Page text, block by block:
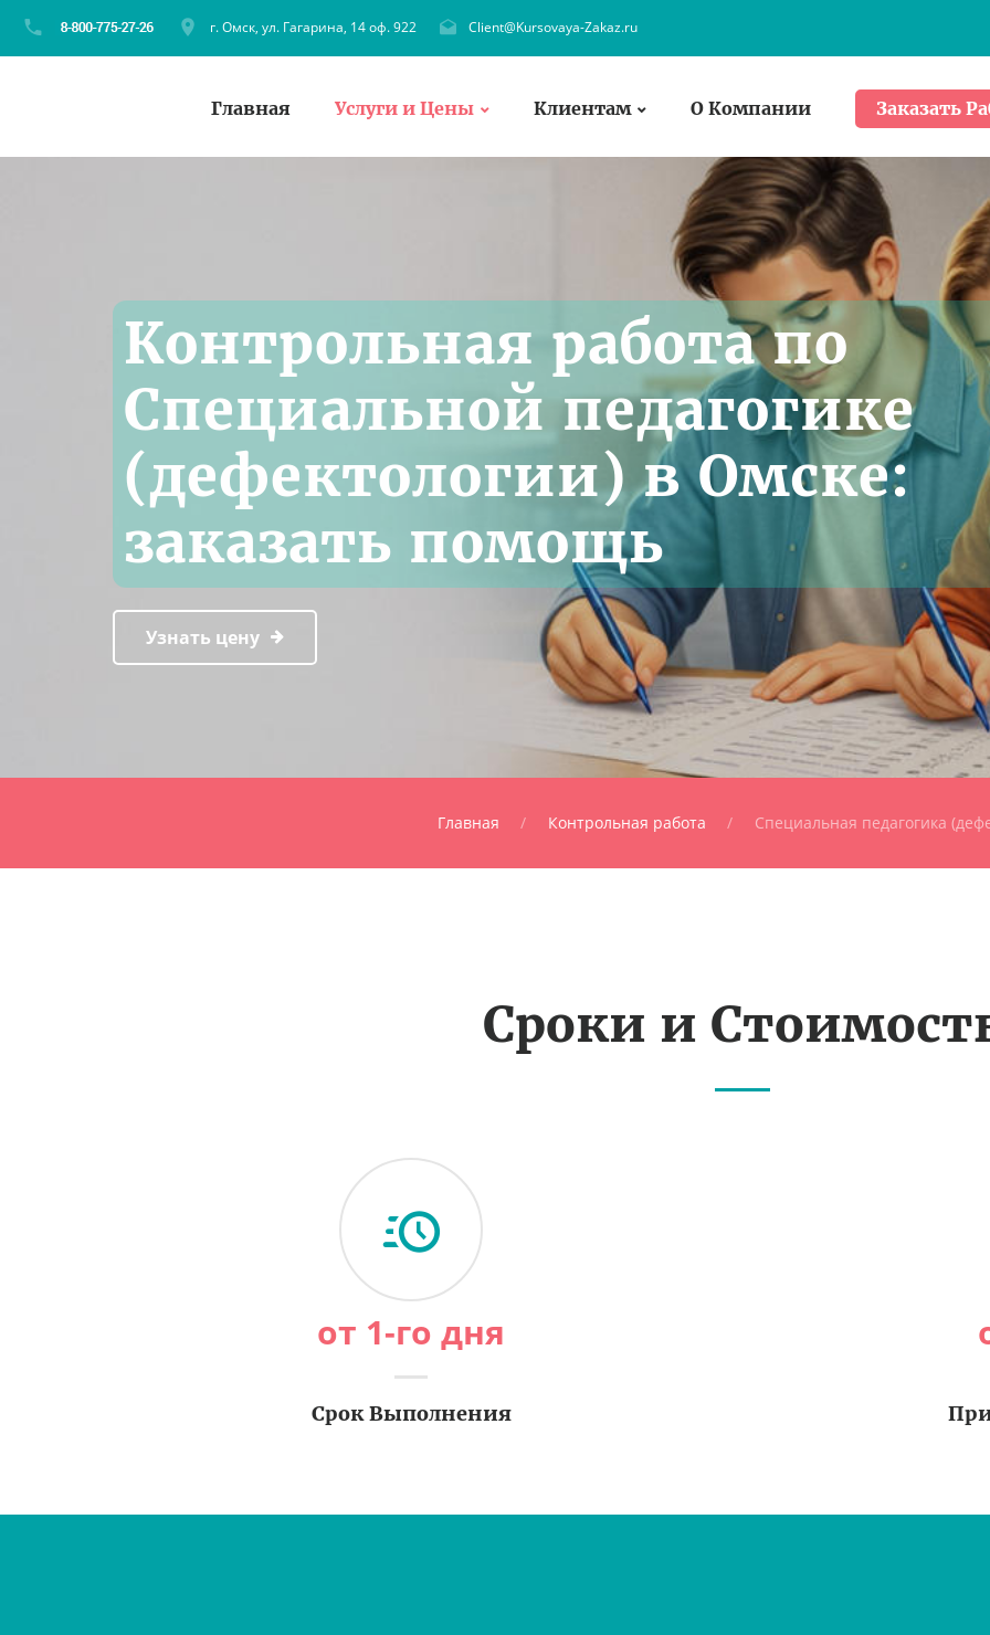
г. Омск, ул. Гагарина, 14 оф. 922 Client@Kursovaya-Zakaz.ru
Главная Услуги и Цены Клиентам О Компании Заказать
Контрольная работа по
Специальной педагогике
(дефектологии) в Омске:
заказать помощь
Узнать цену
Главная Контрольная работа Специальная педагогика
Сроки и
от 1-го дня
Срок Выполнения